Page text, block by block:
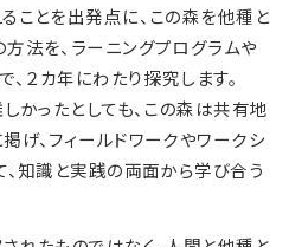
ことを出発点に、この森を他種と
法を、ラーニングプログラムや
２カ年にわたり探究します。
かったとしても、この森は共有地
げ、フィールドワークやワークシ
、知識と実践の両面から学び合う